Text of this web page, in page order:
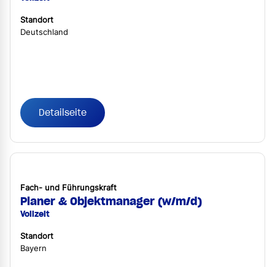
Standort
Deutschland
Detailseite
Fach- und Führungskraft
Planer & Objektmanager (w/m/d)
Vollzeit
Standort
Bayern